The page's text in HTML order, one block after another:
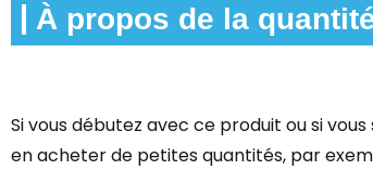
À propos de la
Si vous débutez avec ce produit ou si
en acheter de petites quantités, par